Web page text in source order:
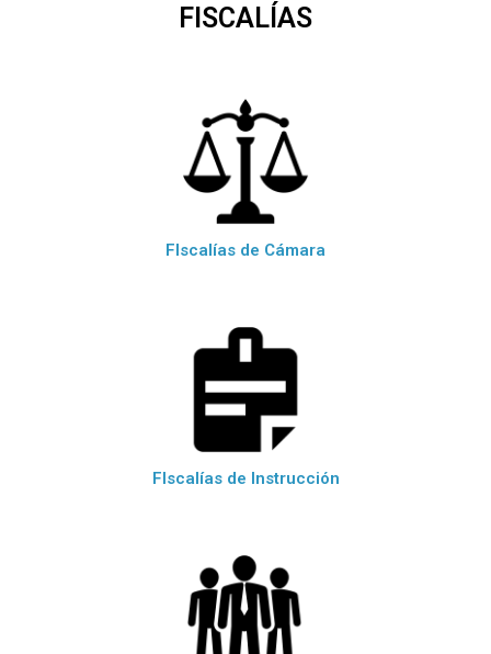
FISCALÍAS
FIscalías de Cámara
FIscalías de Instrucción